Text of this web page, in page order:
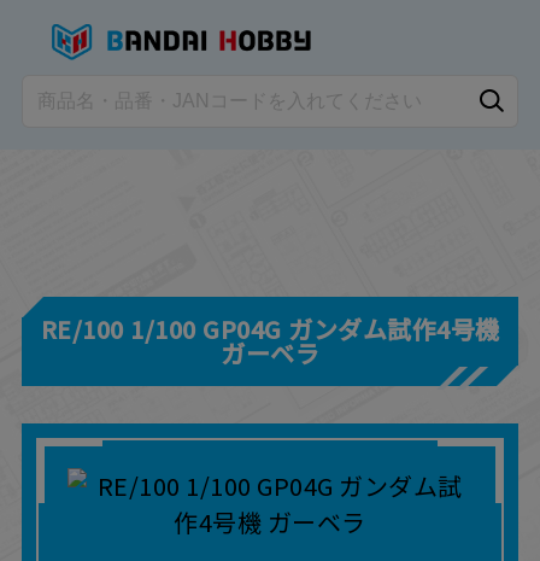
RE/100 1/100 GP04G ガンダム試作4号機
ガーベラ